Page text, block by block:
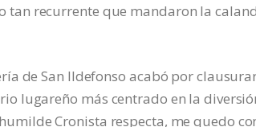
tan recurrente que mandaron la
de San Ildefonso acabó por
lugareño más centrado en la
Cronista respecta, me quedo